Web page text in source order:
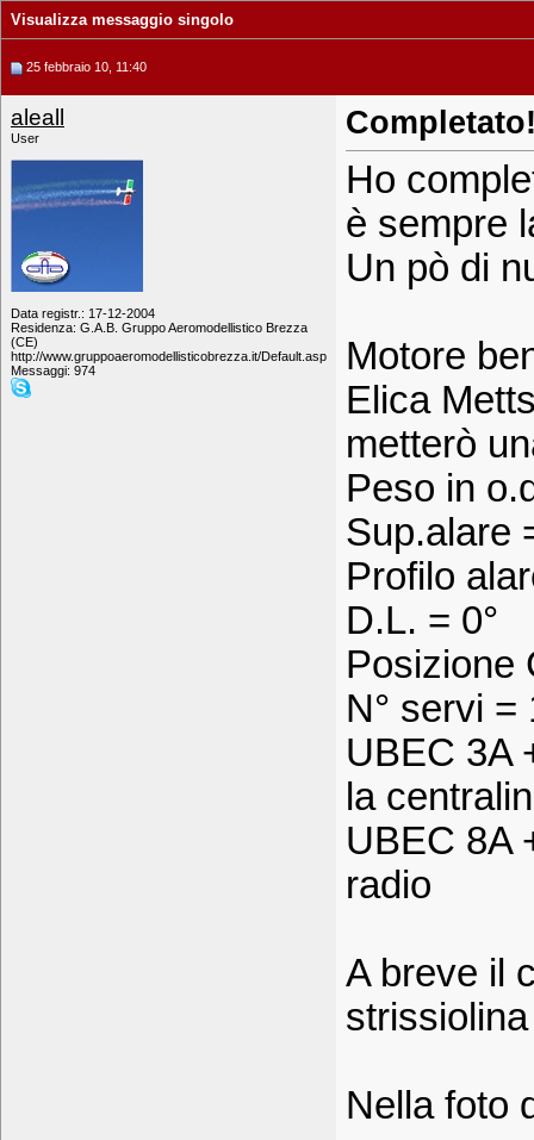
Visualizza messaggio singolo
25 febbraio 10, 11:40
aleall
User
Data registr.: 17-12-2004
Residenza: G.A.B. Gruppo Aeromodellistico Brezza
(CE)
http://www.gruppoaeromodellisticobrezza.it/Default.asp
Messaggi: 974
Ho
è sempre
Un pò di
Motore
Elica
metterò
Peso in
Sup.alare
Profilo
D.L. = 0°
Posizione
N° servi =
UBEC 3A
la
UBEC 8A
radio
A breve il
Nella foto